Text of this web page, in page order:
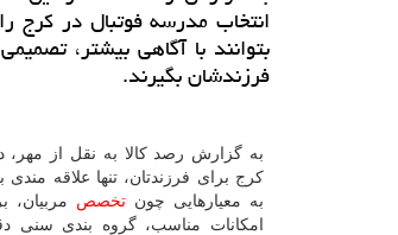
انتخاب مدرسه فوتبال در کرج
بتوانند با آگاهی بیشتر،
فرزندشان بگیرند.
به گزارش رصد کالا به نقل از مهر،
کرج برای فرزندتان، تنها علاقه
به معیارهایی چونتخصص مربیان،
امکانات مناسب، گروه بندی سنی